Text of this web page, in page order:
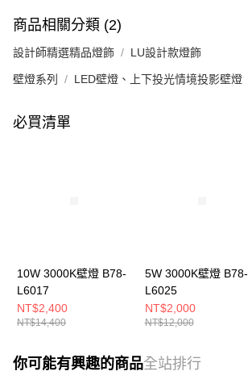
商品相關分類 (2)
設計師精選精品燈飾 LU設計款燈飾
壁燈系列 LED壁燈、上下投光情境投影壁燈
必買清單
10W 3000K壁燈 B78-
L6017
NT$2,400
NT$14,400
5W 3000K壁燈 B78-
L6025
NT$2,000
NT$12,000
你可能有興趣的商品全站排行